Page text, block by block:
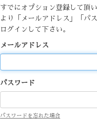
すでにオプション登録して頂
より「メールアドレス」「パ
ログインして下さい。
メールアドレス
パスワード
パスワードを忘れた場合